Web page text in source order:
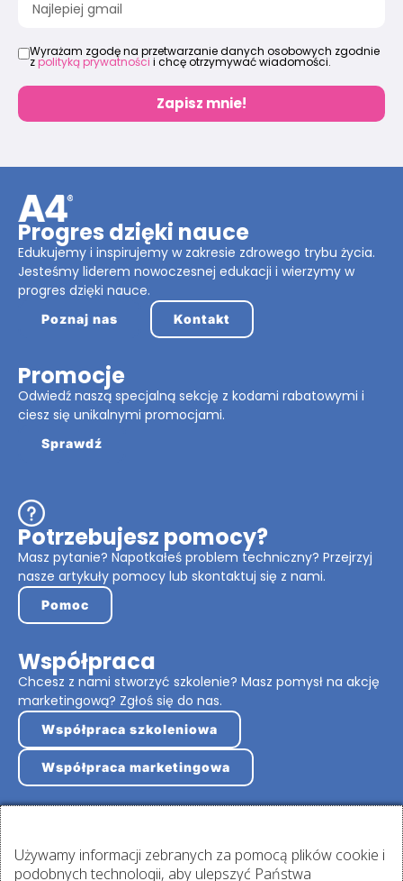
Wyrażam zgodę na przetwarzanie danych osobowych zgodnie
zpolityką prywatności i chcę otrzymywać wiadomości.
Zapisz mnie!
Progres dzięki nauce
Edukujemy i inspirujemy w zakresie zdrowego trybu życia.
Jesteśmy liderem nowoczesnej edukacji i wierzymy w
progres dzięki nauce.
Poznaj nas Kontakt
Promocje
Odwiedź naszą specjalną sekcję z kodami rabatowymi i
ciesz się unikalnymi promocjami.
Sprawdź
Potrzebujesz pomocy?
Masz pytanie? Napotkałeś problem techniczny? Przejrzyj
nasze artykuły pomocy lub skontaktuj się z nami.
Pomoc
Współpraca
Chcesz z nami stworzyć szkolenie? Masz pomysł na akcję
marketingową? Zgłoś się do nas.
Współpraca szkoleniowa
Współpraca marketingowa
Zaloguj się
Używamy informacji zebranych za pomocą plików cookie i
podobnych technologii, aby ulepszyć Państwa